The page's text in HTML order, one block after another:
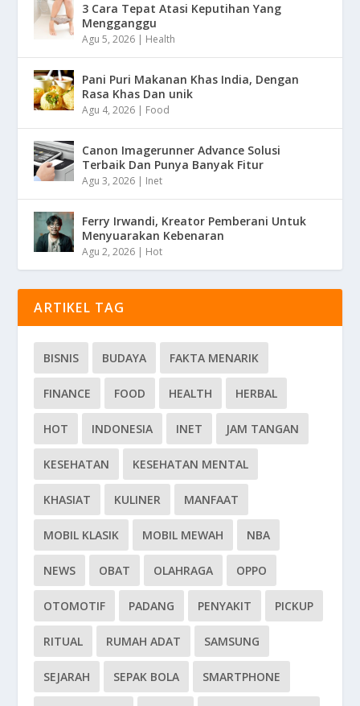
3 Cara Tepat Atasi Keputihan Yang
Mengganggu
Agu 5, 2026 | Health
Pani Puri Makanan Khas India, Dengan
Rasa Khas Dan unik
Agu 4, 2026 | Food
Canon Imagerunner Advance Solusi
Terbaik Dan Punya Banyak Fitur
Agu 3, 2026 | Inet
Ferry Irwandi, Kreator Pemberani Untuk
Menyuarakan Kebenaran
Agu 2, 2026 | Hot
ARTIKEL TAG
BISNIS BUDAYA FAKTA MENARIK
FINANCE FOOD HEALTH HERBAL
HOT INDONESIA INET JAM TANGAN
KESEHATAN KESEHATAN MENTAL
KHASIAT KULINER MANFAAT
MOBIL KLASIK MOBIL MEWAH NBA
NEWS OBAT OLAHRAGA OPPO
OTOMOTIF PADANG PENYAKIT PICKUP
RITUAL RUMAH ADAT SAMSUNG
SEJARAH SEPAK BOLA SMARTPHONE